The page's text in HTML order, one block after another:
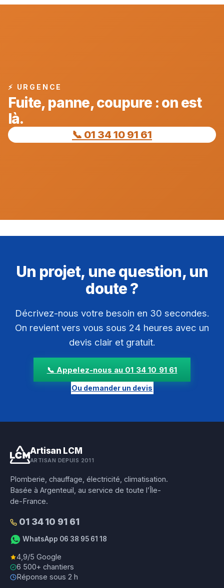
⚡ URGENCE
Fuite, panne, coupure : on est
là.
📞 01 34 10 91 61
Un projet, une question, un
doute ?
Décrivez-nous votre besoin en 30 secondes.
On revient vers vous sous 24 heures avec un
devis clair et gratuit.
📞 Appelez-nous au 01 34 10 91 61
Ou demander un devis
Artisan LCM
ARTISAN DEPUIS 2011
Plomberie, chauffage, électricité, climatisation.
Basée à Argenteuil, au service de toute l’Île-
de-France.
01 34 10 91 61
WhatsApp 06 38 95 61 18
4,9/5 Google
6 500+ chantiers
Réponse sous 2 h